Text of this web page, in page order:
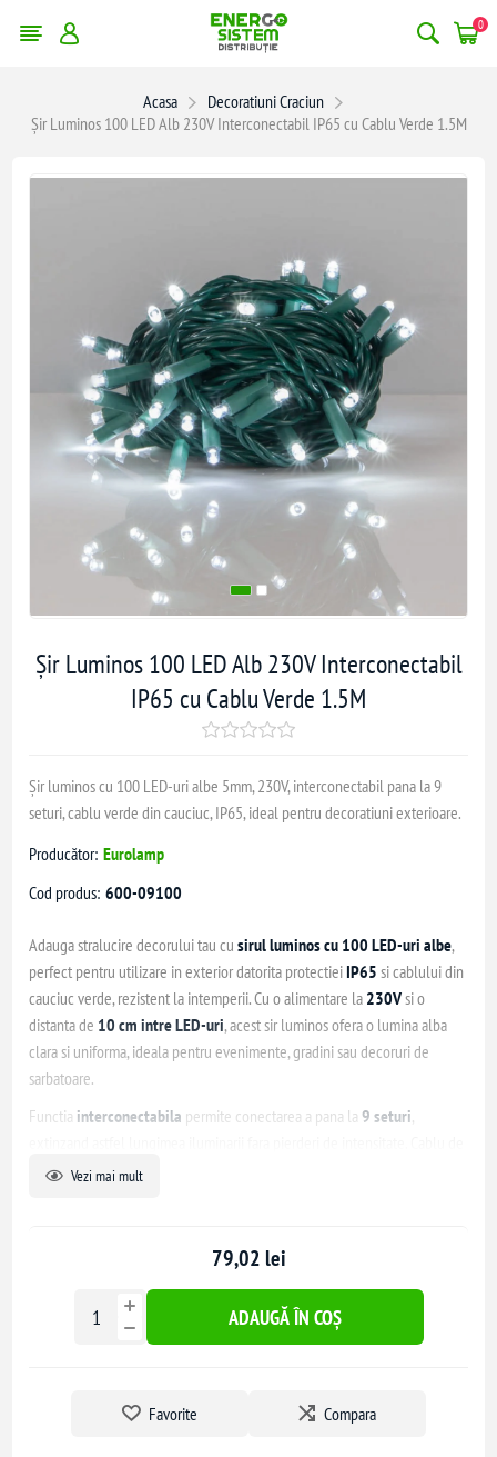
0
Acasa
Decoratiuni Craciun
Șir Luminos 100 LED Alb 230V Interconectabil IP65 cu Cablu Verde 1.5M
Șir Luminos 100 LED Alb 230V Interconectabil
IP65 cu Cablu Verde 1.5M
Șir luminos cu 100 LED-uri albe 5mm, 230V, interconectabil pana la 9
seturi, cablu verde din cauciuc, IP65, ideal pentru decoratiuni exterioare.
Producător: Eurolamp
Cod produs: 600-09100
Adauga stralucire decorului tau cusirul luminos cu 100 LED-uri albe,
perfect pentru utilizare in exterior datorita protectieiIP65 si cablului din
cauciuc verde, rezistent la intemperii. Cu o alimentare la 230Vsi o
distanta de 10 cm intre LED-uri, acest sir luminos ofera o lumina alba
clara si uniforma, ideala pentru evenimente, gradini sau decoruri de
sarbatoare.
Functia interconectabila permite conectarea a pana la9 seturi,
alimentare de 1.5 metri
Culoare lumina: Alb
Tensiune: 230V
Distanta intre LED-uri: 10 cm
Vezi mai mult
79,02 lei
ADAUGĂ ÎN COȘ
Favorite Compara